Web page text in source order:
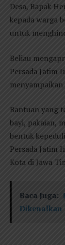
Desa, Bapak
kepada warga
untuk
Beliau
Persada Jatim
Bantuan yang
bayi, pakaian,
bentuk
Persada Jatim
Kota di Jawa
Baca Juga:
Dikenalkan